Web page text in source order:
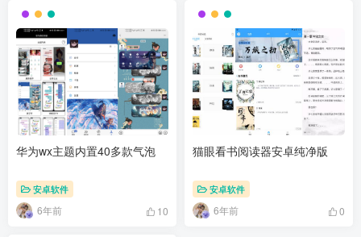
华为wx主题内置40多款气泡
安卓软件
6年前 10
猫眼看书阅读器安卓纯净版
安卓软件
6年前 0